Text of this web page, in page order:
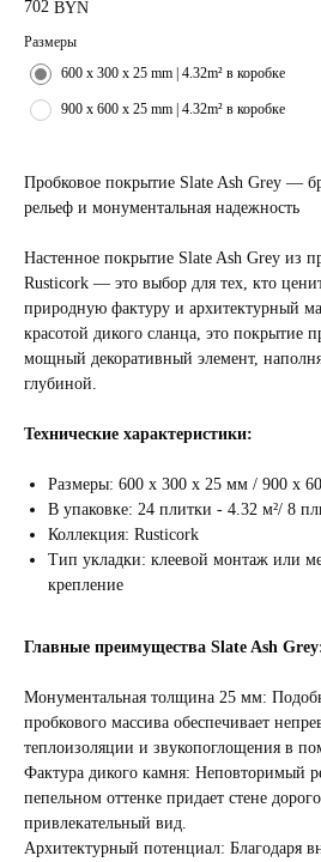
702 BYN
Размеры
600 x 300 x 25 mm | 4.32m² в коробке
900 x 600 x 25 mm | 4.32m² в коробке
Пробковое покрытие Slate Ash Grey —
рельеф и монументальная надежность
Настенное покрытие Slate Ash Grey из
Rusticork — это выбор для тех, кто
природную фактуру и архитектурный
красотой дикого сланца, это покрытие
мощный декоративный элемент,
глубиной.
Технические характеристики:
Размеры: 600 x 300 x 25 мм / 900 x
В упаковке: 24 плитки - 4.32 м²/ 8
Коллекция: Rusticork
Тип укладки: клеевой монтаж или
крепление
Главные преимущества Slate Ash
Монументальная толщина 25 мм:
пробкового массива обеспечивает
теплоизоляции и звукопоглощения в
Фактура дикого камня: Неповторимый
пепельном оттенке придает стене
привлекательный вид.
Архитектурный потенциал: Благодаря